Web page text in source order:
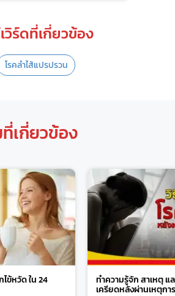
วิร์ดที่เกี่ยวข้อง
โรคลำไส้แปรปรวน
เกี่ยวข้อง
ข้หวัด ใน 24
ทำความรู้จัก สาเหตุ แ
เครียดหลังผ่านเหตุก